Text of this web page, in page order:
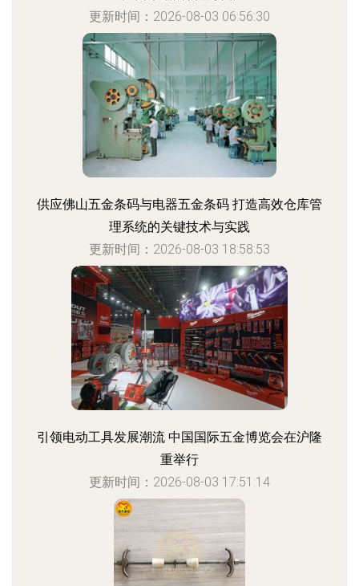
更新时间：2026-08-03 06:56:30
供应佛山五金条码与电器五金条码 打造高效仓库管
理系统的关键技术与实践
更新时间：2026-08-03 18:58:53
引领电动工具发展潮流 中国国际五金博览会在沪隆
重举行
更新时间：2026-08-03 17:51:14